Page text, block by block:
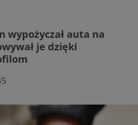
wypożyczał auta na
je dzięki